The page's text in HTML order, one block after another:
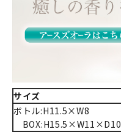
サイズ
ボトル:H11.5×W8
BOX:H15.5×W11×D10